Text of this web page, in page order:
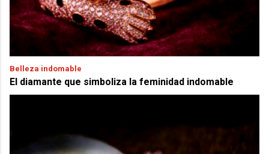
Belleza indomable
El diamante que simboliza la feminidad indomable